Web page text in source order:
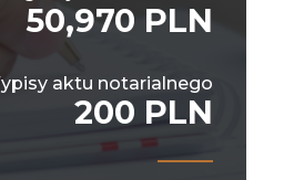
50,970 PLN
aktu notarialnego
200 PLN